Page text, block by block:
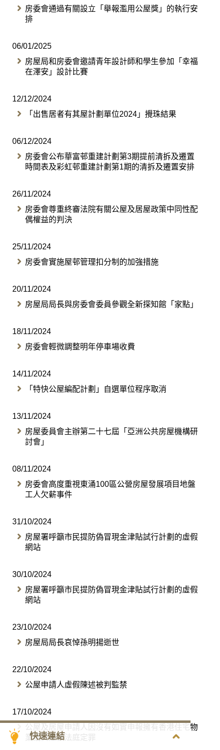
快速連結
房委會通過有關設立「舉報濫用公屋獎」的執行安
排
06/01/2025
房屋局和房委會邀請青年設計師和學生參加「幸福
在澤安」設計比賽
12/12/2024
「出售居者有其屋計劃單位2024」攪珠結果
06/12/2024
​房委會公布華富邨重建計劃第3期提前清拆及遷置
時間表及彩虹邨重建計劃第1期的清拆及遷置安排
26/11/2024
房委會尊重終審法院有關公屋及居屋政策中同性配
偶權益的判決
25/11/2024
房委會實施屋邨管理扣分制的加強措施
20/11/2024
房屋局局長與房委會委員參觀全新探知館「家點」
18/11/2024
房委會輕微調整明年停車場收費
14/11/2024
​「特快公屋編配計劃」自選單位程序取消
13/11/2024
房屋委員會主辦第二十七屆「亞洲公共房屋機構研
討會」
08/11/2024
房委會高度重視東涌100區公營房屋發展項目地盤
工人欠薪事件
31/10/2024
房屋署呼籲市民提防偽冒現金津貼試行計劃的虛假
網站
30/10/2024
房屋署呼籲市民提防偽冒現金津貼試行計劃的虛假
網站
23/10/2024
​房屋局局長哀悼孫明揚逝世
22/10/2024
公屋申請人虛假陳述被判監禁
17/10/2024
公屋及居屋申請人因沒有如實申報擁有香港住宅物
業或資產被法庭定罪